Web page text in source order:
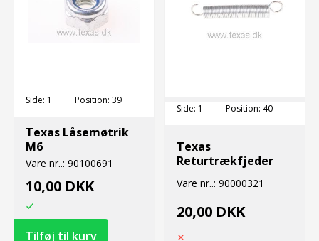
Side: 1 Position: 39
Texas Låsemøtrik
M6
Vare nr..: 90100691
10,00 DKK
Side: 1 Position: 40
Texas
Returtrækfjeder
Vare nr..: 90000321
20,00 DKK